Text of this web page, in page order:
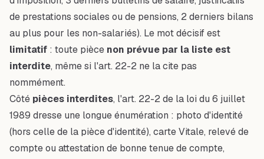
de prestations sociales ou de pensions, 2 derniers bilans
au plus pour les non-salariés). Le mot décisif est
limitatif : toute pièce non prévue par la liste est
interdite, même si l'art. 22-2 ne la cite pas
nommément.
Côté pièces interdites, l'art. 22-2 de la loi du 6 juillet
1989 dresse une longue énumération : photo d'identité
(hors celle de la pièce d'identité), carte Vitale, relevé de
compte ou attestation de bonne tenue de compte,